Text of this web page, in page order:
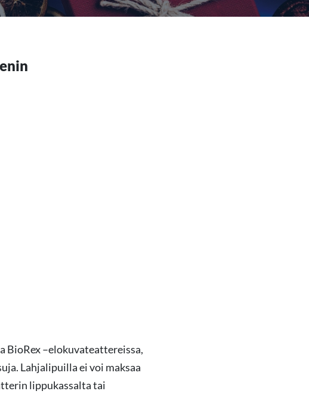
BioRex –elokuvateattereissa,
Lahjalipuilla ei voi maksaa
lippukassalta tai